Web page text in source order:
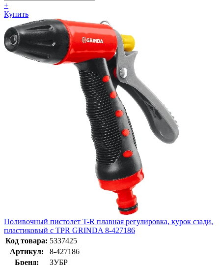
+
Купить
Поливочный пистолет T-R плавная регулировка, курок сзади,
пластиковый с TPR GRINDA 8-427186
Код товара: 5337425
Артикул:
8-427186
Бренд:
ЗУБР